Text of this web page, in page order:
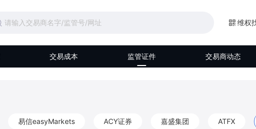
维权
交易成本 监管证件 交易商动态
易信easyMarkets ACY证券 嘉盛集团 ATFX